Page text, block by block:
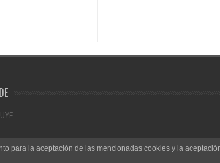
para la aceptación de las mencionadas cookies y la